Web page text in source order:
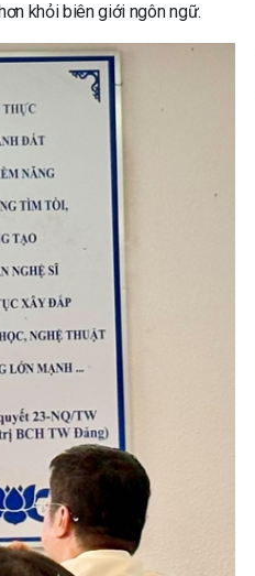
khỏi biên giới ngôn ngữ.